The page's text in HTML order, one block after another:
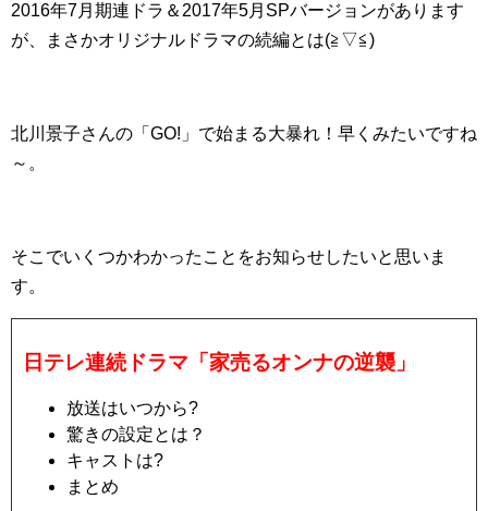
2016年7月期連ドラ＆2017年5月SPバージョンがあります
が、まさかオリジナルドラマの続編とは(≧▽≦)
北川景子さんの「GO!」で始まる大暴れ！早くみたいですね
～。
そこでいくつかわかったことをお知らせしたいと思いま
す。
日テレ連続ドラマ「家売るオンナの逆襲」
放送はいつから?
驚きの設定とは？
キャストは?
まとめ